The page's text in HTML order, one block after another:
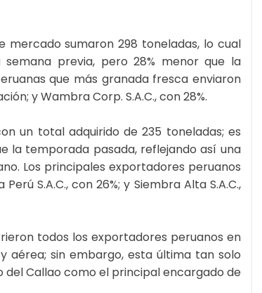
mercado sumaron 298 toneladas, lo cual
previa, pero 28% menor que la
que más granada fresca enviaron
y Wambra Corp. S.A.C., con 28%.
un total adquirido de 235 toneladas; es
la temporada pasada, reflejando así una
Los principales exportadores peruanos
S.A.C., con 26%; y Siembra Alta S.A.C.,
todos los exportadores peruanos en
aérea; sin embargo, esta última tan solo
del Callao como el principal encargado de